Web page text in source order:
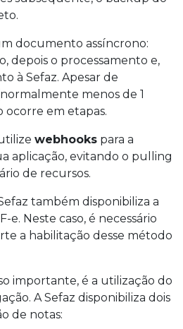
documento assíncrono:
depois o processamento e,
à Sefaz. Apesar de
menos de 1
ocorre em etapas.
webhooks para a
aplicação, evitando o pulling
de recursos.
também disponibiliza a
e. Neste caso, é necessário
a habilitação desse método
importante, é a utilização do
A Sefaz disponibiliza dois
de notas: